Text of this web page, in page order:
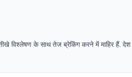
विश्लेषण के साथ तेज ब्रेकिंग करने में माहिर हैं.